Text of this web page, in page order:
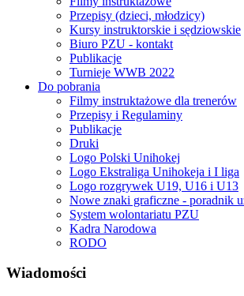
Przepisy (dzieci, młodzicy)
Kursy instruktorskie i sędziowskie
Biuro PZU - kontakt
Publikacje
Turnieje WWB 2022
Do pobrania
Filmy instruktażowe dla trenerów
Przepisy i Regulaminy
Publikacje
Druki
Logo Polski Unihokej
Logo Ekstraliga Unihokeja i I liga
Logo rozgrywek U19, U16 i U13
Nowe znaki graficzne - poradnik
System wolontariatu PZU
Kadra Narodowa
RODO
Wiadomości